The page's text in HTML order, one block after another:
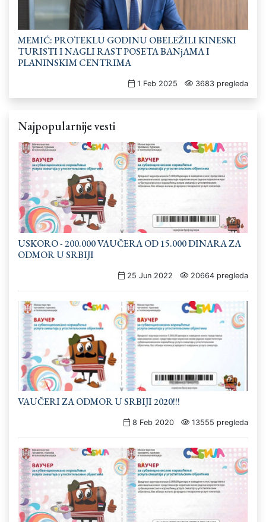
MEMIĆ: PROTEKLU GODINU OBELEŽILI KINESKI
TURISTI I NAGLI RAST POSETA BANjAMA I
PLANINSKIM CENTRIMA
1 Feb 2025 3683 pregleda
Najpopularnije vesti
USKORO - 200.000 VAUČERA OD 15.000 DINARA ZA
ODMOR U SRBIJI
25 Jun 2022 20664 pregleda
VAUČERI ZA ODMOR U SRBIJI 2020!!!
8 Feb 2020 13555 pregleda